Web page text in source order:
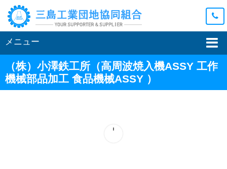
メニュー
（株）小澤鉄工所 （高周波焼入機ASSY 工作
機械部品加工 食品機械ASSY ）